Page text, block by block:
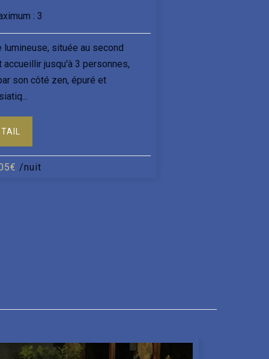
: 3
lumineuse, située au second
accueillir jusqu'à 3 personnes,
son côté zen, épuré et
/nuit